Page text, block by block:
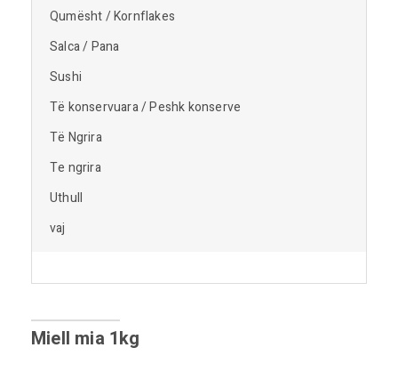
Qumësht / Kornflakes
Salca / Pana
Sushi
Të konservuara / Peshk konserve
Të Ngrira
Te ngrira
Uthull
vaj
Miell mia 1kg